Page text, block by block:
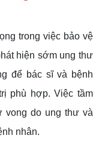
trong việc bảo vệ
hiện sớm ung thư
để bác sĩ và bệnh
phù hợp. Việc tầm
vong do ung thư và
nhân.